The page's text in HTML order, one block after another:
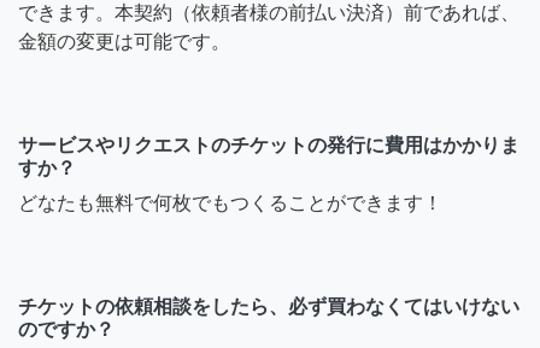
できます。本契約（依頼者様の前払い決済）前であれば、
金額の変更は可能です。
サービスやリクエストのチケットの発行に費用はかかりま
すか？
どなたも無料で何枚でもつくることができます！
チケットの依頼相談をしたら、必ず買わなくてはいけない
のですか？